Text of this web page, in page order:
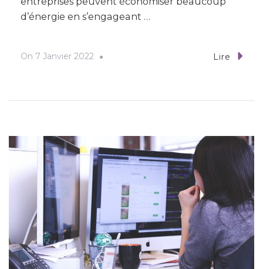
d’énergie en s’engageant …
On 7 Janvier 2022 Lire